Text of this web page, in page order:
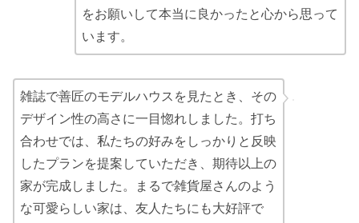
をお願いして本当に良かったと心から思って
います。
雑誌で善匠のモデルハウスを見たとき、その
デザイン性の高さに一目惚れしました。打ち
合わせでは、私たちの好みをしっかりと反映
したプランを提案していただき、期待以上の
家が完成しました。まるで雑貨屋さんのよう
な可愛らしい家は、友人たちにも大好評で